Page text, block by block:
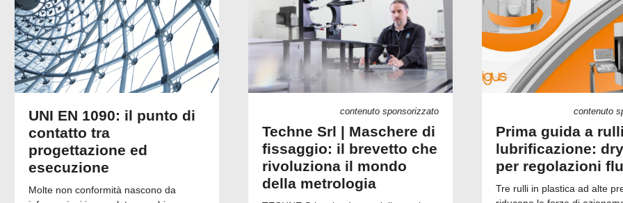
UNI EN 1090: il punto di
contatto tra
progettazione ed
esecuzione
Molte non conformità nascono da
contenuto sponsorizzato
Techne Srl | Maschere di
fissaggio: il brevetto che
rivoluziona il mondo
della metrologia
contenuto
Prima guida a
lubrificazione:
per regolazioni
Tre rulli in plastica ad alte